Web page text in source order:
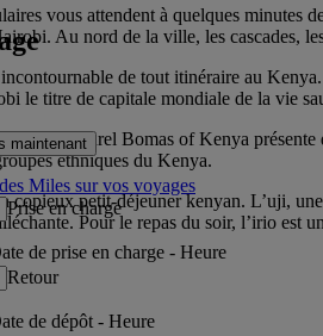
vous attendent à quelques
Au nord de la ville, les cascades,
de tout itinéraire au
le titre de capitale mondiale de la vie
culturel Bomas of Kenya présente
ethniques du Kenya.
copieux petit-déjeuner kenyan. L’uji,
Pour le repas du soir, l’irio est
maintenant
Miles sur vos voyages
Prise en charge
de prise en charge - Heure
Retour
de dépôt - Heure